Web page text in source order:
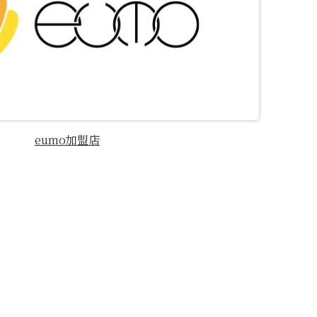
eumo加盟店